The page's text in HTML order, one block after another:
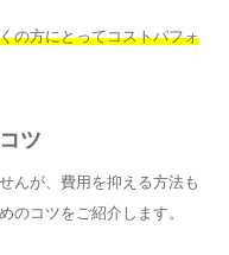
の方にとってコストパフォ
ツ
んが、費用を抑える方法も
のコツをご紹介します。